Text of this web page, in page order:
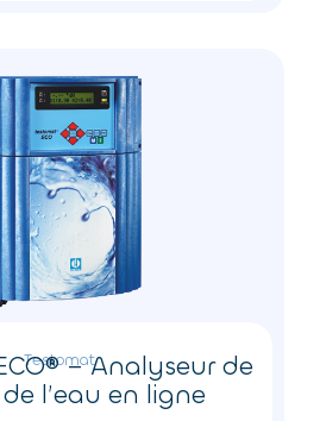
Testomat– Analyseur de
l’eau en ligne